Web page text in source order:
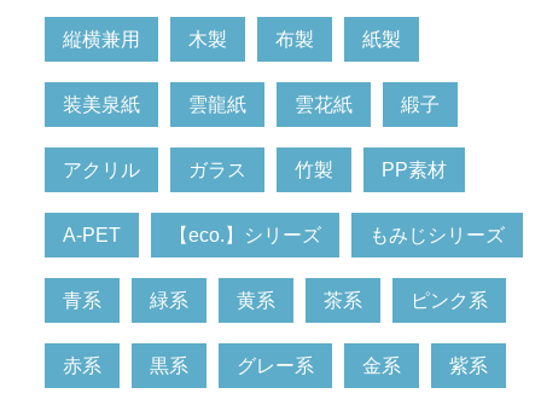
縦横兼用 木製 布製 紙製
装美泉紙 雲龍紙 雲花紙 緞子
アクリル ガラス 竹製 PP素材
A-PET 【eco.】シリーズ もみじシリーズ
青系 緑系 黄系 茶系 ピンク系
赤系 黒系 グレー系 金系 紫系